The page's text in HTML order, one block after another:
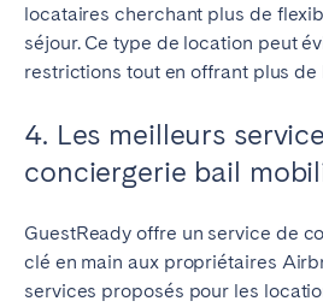
locataires cherchant plus de
séjour. Ce type de location peut
restrictions tout en offrant plus
4. Les meilleurs
conciergerie bail
GuestReady offre un service de
clé en main aux propriétaires
services proposés pour les